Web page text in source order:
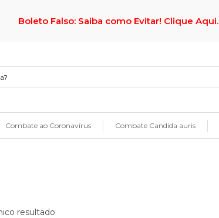
Boleto Falso: Saiba como Evitar! Clique Aqui.
Combate ao Coronavírus Combate Candida auris
resultado